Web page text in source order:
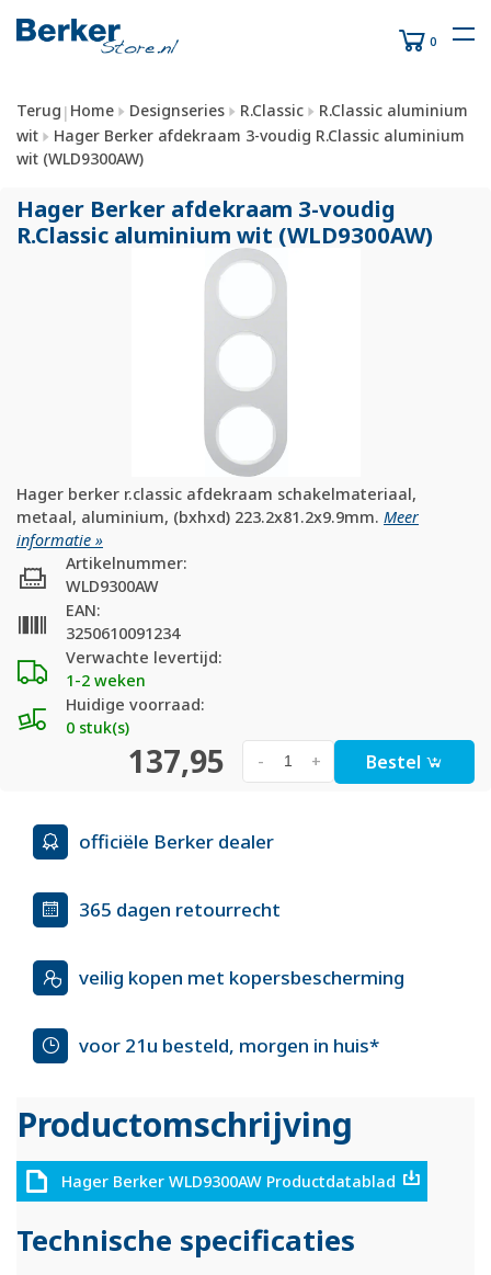
0
Terug | Home Designseries R.Classic
R.Classic aluminium
wit
Hager Berker afdekraam 3-voudig R.Classic aluminium
wit (WLD9300AW)
Hager Berker afdekraam 3-voudig
R.Classic aluminium wit (WLD9300AW)
Hager berker r.classic afdekraam schakelmateriaal,
metaal, aluminium, (bxhxd) 223.2x81.2x9.9mm. Meer
informatie »
Verwachte levertijd:
1-2 weken
Huidige voorraad:
0 stuk(s)
Artikelnummer:
WLD9300AW
EAN:
3250610091234
137,95 +
- Bestel
officiële Berker dealer
365 dagen retourrecht
veilig kopen met kopersbescherming
voor 21u besteld, morgen in huis*
Productomschrijving
Hager Berker WLD9300AW Productdatablad
Technische specificaties